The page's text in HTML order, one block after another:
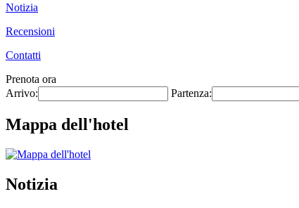
Notizia
Recensioni
Contatti
Prenota ora
Arrivo:
Partenza:
Mappa dell'hotel
Notizia